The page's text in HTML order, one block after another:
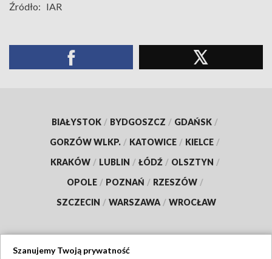
Źródło: IAR
BIAŁYSTOK / BYDGOSZCZ / GDAŃSK /
GORZÓW WLKP. / KATOWICE / KIELCE /
KRAKÓW / LUBLIN / ŁÓDŹ / OLSZTYN /
OPOLE / POZNAŃ / RZESZÓW /
SZCZECIN / WARSZAWA / WROCŁAW
Szanujemy Twoją prywatność